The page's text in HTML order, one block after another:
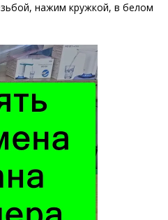
нажим кружкой, в белом